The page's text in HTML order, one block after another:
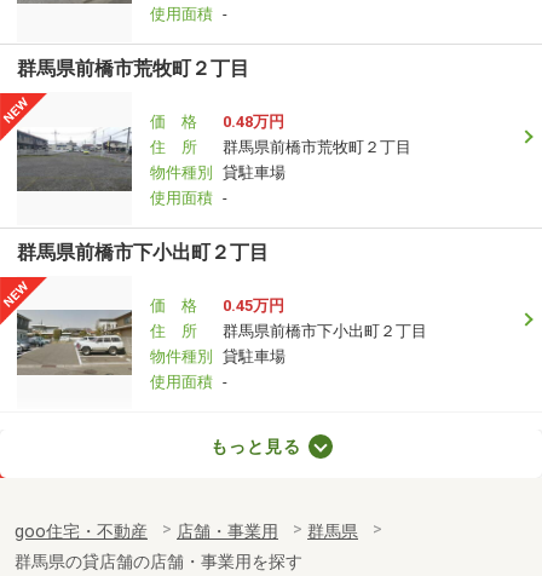
使用面積 -
群馬県前橋市荒牧町２丁目
価 格
0.48万円
住 所
群馬県前橋市荒牧町２丁目
物件種別
貸駐車場
使用面積 -
群馬県前橋市下小出町２丁目
価 格
0.45万円
住 所
群馬県前橋市下小出町２丁目
物件種別
貸駐車場
使用面積 -
群馬県沼田市利根町追貝
物件種別 貸店舗
使用面積 193.22m²
もっと見る
goo住宅・不動産 店舗・事業用
群馬県
群馬県の貸店舗の店舗・事業用を探す